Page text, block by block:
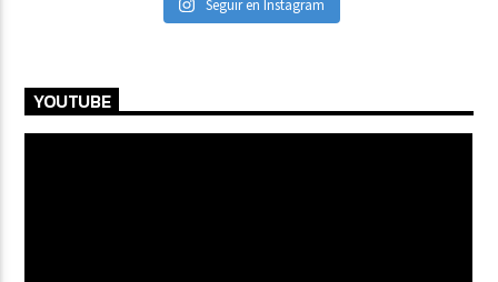
Seguir en Instagram
YOUTUBE